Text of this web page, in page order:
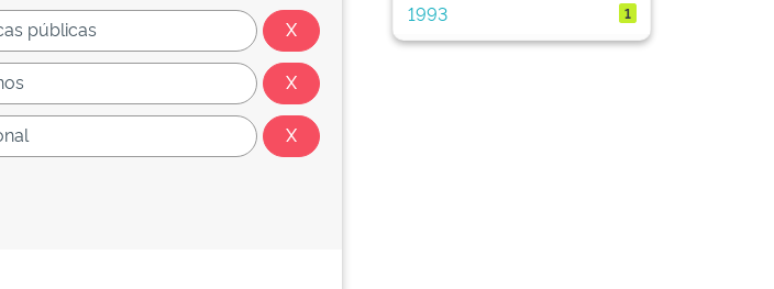
1993
1